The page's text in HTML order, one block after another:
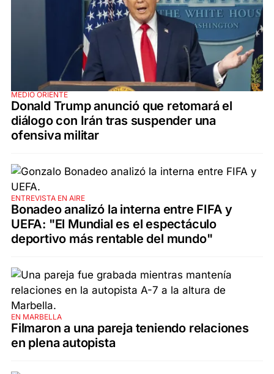
MEDIO ORIENTE
Donald Trump anunció que retomará el
diálogo con Irán tras suspender una
ofensiva militar
ENTREVISTA EN AIRE
Bonadeo analizó la interna entre FIFA y
UEFA: "El Mundial es el espectáculo
deportivo más rentable del mundo"
EN MARBELLA
Filmaron a una pareja teniendo relaciones
en plena autopista